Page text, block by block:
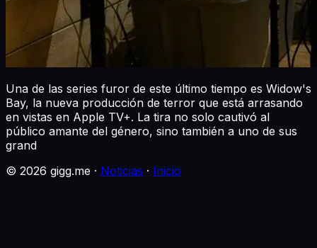
Una de las series furor de este último tiempo es Widow's
Bay, la nueva producción de terror que está arrasando
en vistas en Apple TV+. La tira no solo cautivó al
público amante del género, sino también a uno de sus
grand
© 2026 gigg.me · Noticias · Inicio